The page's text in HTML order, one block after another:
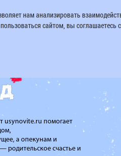
usynovite.ru помогает
а опекунам и
счастье и
нам анализировать
сайтом, вы соглашаетесь